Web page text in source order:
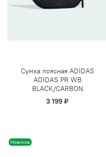
Сумка поясная ADIDAS
ADIDAS PR WB
BLACK/CARBON
3 199 ₽
Новинка